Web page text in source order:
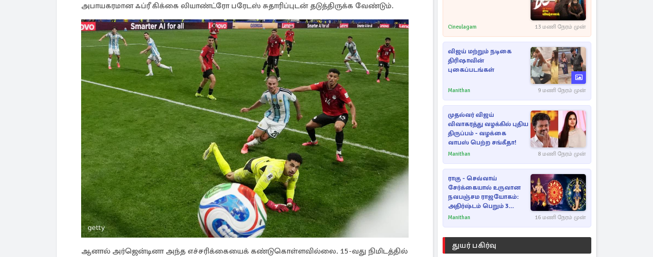
அபாயகரமான ஃப்ரீ கிக்கை லியாண்ட்ரோ பரேடஸ் சுதாரிப்புடன் தடுத்திருக்க வேண்டும்.
ஆனால் அர்ஜென்டினா அந்த எச்சரிக்கையைக் கண்டுகொள்ளவில்லை. 15-வது நிமிடத்தில்
Cineulagam 13 மணி நேரம் முன்
விஜய் மற்றும் நடிகை
திரிஷாவின்
புகைப்படங்கள்
Manithan 9 மணி நேரம் முன்
முதல்வர் விஜய்
விவாகரத்து வழக்கில் புதிய
திருப்பம் - வழக்கை
வாபஸ் பெற்ற சங்கீதா!
Manithan 8 மணி நேரம் முன்
ராகு - செவ்வாய்
சேர்க்கையால் உருவான
நவபஞ்சம ராஜயோகம்:
அதிர்ஷ்டம் பெறும் 3
ராசிகள்!
Manithan 16 மணி நேரம் முன்
துயர் பகிர்வு